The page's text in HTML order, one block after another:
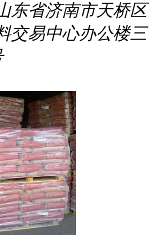
东省济南市天桥区
交易中心办公楼三